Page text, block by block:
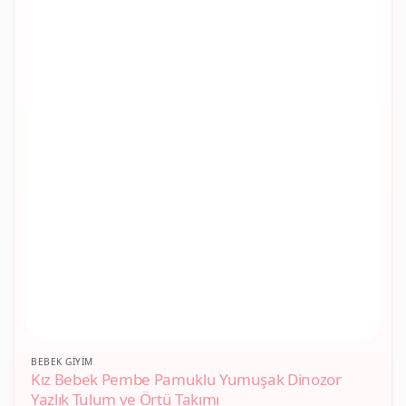
BEBEK GIYIM
Kız Bebek Pembe Pamuklu Yumuşak Dinozor
Yazlık Tulum ve Örtü Takımı
Bu
ürünün
birden